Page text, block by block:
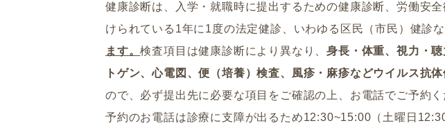
健康診断は、入学・就職時に提出するための健康診断、労働安
けられている1年に1度の法定健診、いわゆる区民（市民）健診
ます。検査項目は健康診断により異なり、身長・体重、視力・
トゲン、心電図、便（培養）検査、風疹・麻疹などウイルス抗体
ので、必ず提出先に必要な項目をご確認の上、お電話でご予約く
予約のお電話は診療に支障が出るため12:30~15:00 （土曜日